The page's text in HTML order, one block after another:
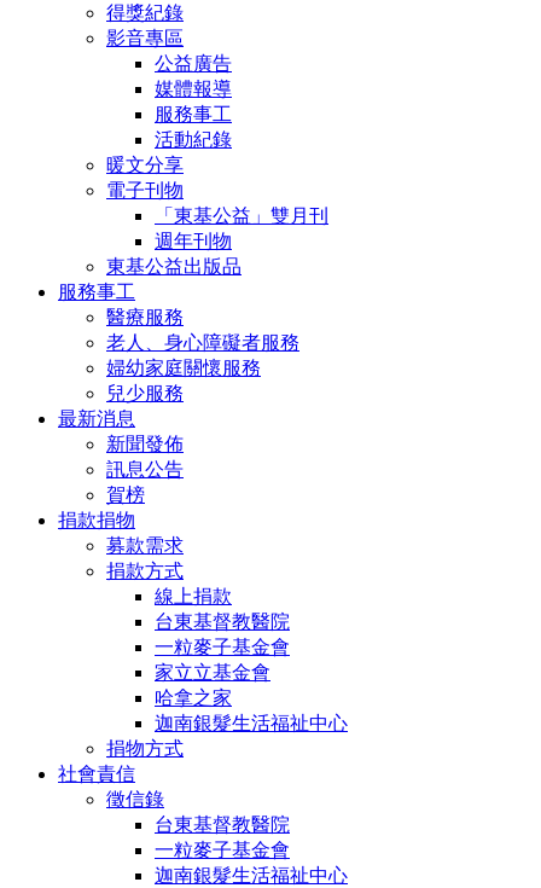
得獎紀錄
影音專區
公益廣告
媒體報導
服務事工
活動紀錄
暖文分享
電子刊物
「東基公益」雙月刊
週年刊物
東基公益出版品
服務事工
醫療服務
老人、身心障礙者服務
婦幼家庭關懷服務
兒少服務
最新消息
新聞發佈
訊息公告
賀榜
捐款捐物
募款需求
捐款方式
線上捐款
台東基督教醫院
一粒麥子基金會
家立立基金會
哈拿之家
迦南銀髮生活福祉中心
捐物方式
社會責信
徵信錄
台東基督教醫院
一粒麥子基金會
迦南銀髮生活福祉中心